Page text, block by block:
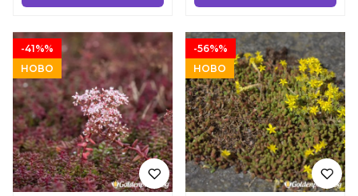
-41%%
НОВО
-56%%
НОВО